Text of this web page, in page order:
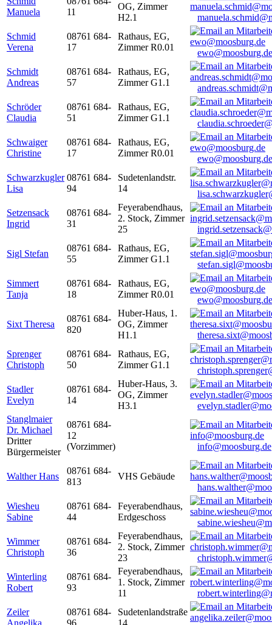
Manuela
11
OG, Zimmer
H2.1
Schmid
Verena
08761 684-
17
Rathaus, EG,
Zimmer R0.01
ewo@moosburg.de
Schmidt
Andreas
08761 684-
57
Rathaus, EG,
Zimmer G1.1
Schröder
Claudia
08761 684-
51
Rathaus, EG,
Zimmer G1.1
Schwaiger
Christine
08761 684-
17
Rathaus, EG,
Zimmer R0.01
ewo@moosburg.de
Schwarzkugler
Lisa
08761 684-
94
Sudetenlandstr.
14
Setzensack
Ingrid
08761 684-
31
Feyerabendhaus,
2. Stock, Zimmer
25
Sigl Stefan
08761 684-
55
Rathaus, EG,
Zimmer G1.1
Simmert
Tanja
08761 684-
18
Rathaus, EG,
Zimmer R0.01
ewo@moosburg.de
Sixt Theresa
08761 684-
820
Huber-Haus, 1.
OG, Zimmer
H1.1
Sprenger
Christoph
08761 684-
50
Rathaus, EG,
Zimmer G1.1
Stadler
Evelyn
08761 684-
14
Huber-Haus, 3.
OG, Zimmer
H3.1
Stanglmaier
Dr. Michael
Dritter
Bürgermeister
08761 684-
12
(Vorzimmer)
info@moosburg.de
Walther Hans
08761 684-
813
VHS Gebäude
Wiesheu
Sabine
08761 684-
44
Feyerabendhaus,
Erdgeschoss
Wimmer
Christoph
08761 684-
36
Feyerabendhaus,
2. Stock, Zimmer
23
Winterling
Robert
08761 684-
93
Feyerabendhaus,
1. Stock, Zimmer
11
Zeiler
Angelika
08761 684-
96
Sudetenlandstraße
14